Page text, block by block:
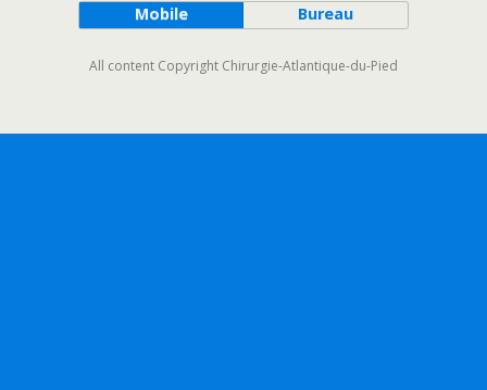
Mobile Bureau
All content Copyright Chirurgie-Atlantique-du-Pied